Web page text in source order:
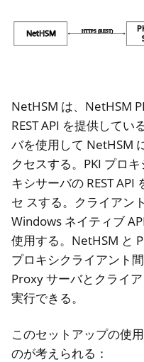
navigation of Container
navigation of Compatible
navigation of ソフトウェア
NetHSM は、NetHSM
REST API を提供してい
バを使用して NetHSM
クセスする。PKI プロ
キシサーバの REST API
セ スする。クライアン
Windows ネイティブ
使用する。NetHSM と
プロキシクライアント
Proxy サーバとクライ
実行できる。
このセットアップの使
のが考えられる：